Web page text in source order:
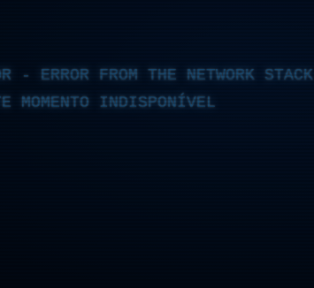
- ERROR FROM THE NETWORK STACK
MOMENTO INDISPONÍVEL